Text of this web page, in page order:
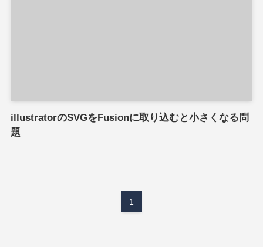
illustratorのSVGをFusionに取り込むと小さくなる問
題
1